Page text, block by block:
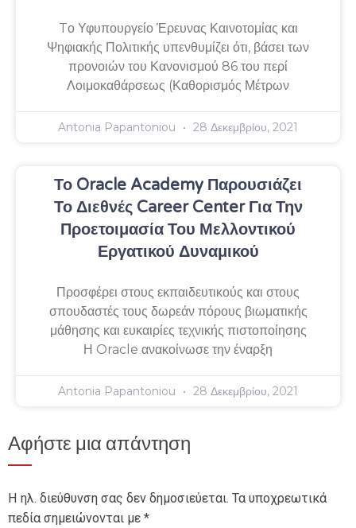
Tο Υφυπουργείο Έρευνας Καινοτομίας και
Ψηφιακής Πολιτικής υπενθυμίζει ότι, βάσει των
προνοιών του Κανονισμού 86 του περί
Λοιμοκαθάρσεως (Καθορισμός Μέτρων
Antonia Papantoniou 28 Δεκεμβρίου, 2021
Το Oracle Academy Παρουσιάζει
Το Διεθνές Career Center Για Την
Προετοιμασία Του Μελλοντικού
Εργατικού Δυναμικού
Προσφέρει στους εκπαιδευτικούς και στους
σπουδαστές τους δωρεάν πόρους βιωματικής
μάθησης και ευκαιρίες τεχνικής πιστοποίησης
Η Oracle ανακοίνωσε την έναρξη
Antonia Papantoniou 28 Δεκεμβρίου, 2021
Αφήστε μια απάντηση
Η ηλ. διεύθυνση σας δεν δημοσιεύεται. Τα υποχρεωτικά
πεδία σημειώνονται με *